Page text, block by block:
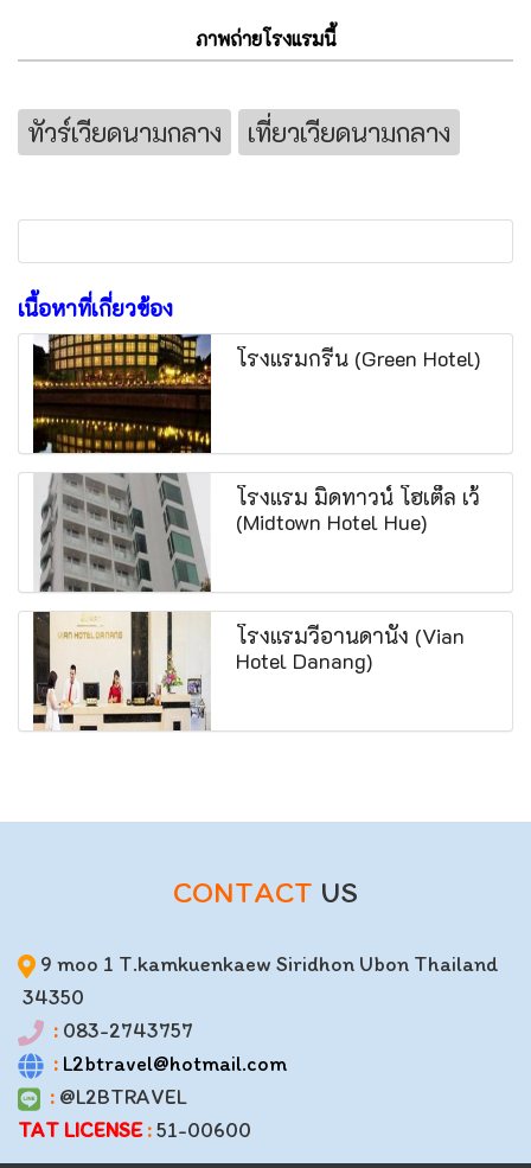
ภาพถ่ายโรงแรมนี้
ทัวร์เวียดนามกลาง เที่ยวเวียดนามกลาง
เนื้อหาที่เกี่ยวข้อง
โรงแรมกรีน (Green Hotel)
โรงแรม มิดทาวน์ โฮเต็ล เว้
(Midtown Hotel Hue)
โรงแรมวีอานดานัง (Vian
Hotel Danang)
CONTACT US
9 moo 1 T.kamkuenkaew Siridhon Ubon Thailand
34350
: 083-2743757
: L2btravel@hotmail.com
: @L2BTRAVEL
TAT LICENSE:51-00600